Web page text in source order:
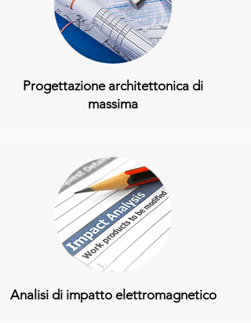
Progettazione architettonica di
massima
Analisi di impatto elettromagnetico